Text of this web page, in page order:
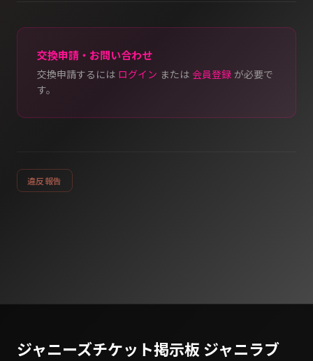
交換申請・お問い合わせ
交換申請するには ログイン または 会員登録 が必要で
す。
違反報告
ジャニーズチケット掲示板 ジャニラブ